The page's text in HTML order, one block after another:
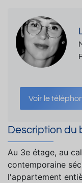
Voir le
Description du
Au 3e étage, au
contemporaine
l'appartement